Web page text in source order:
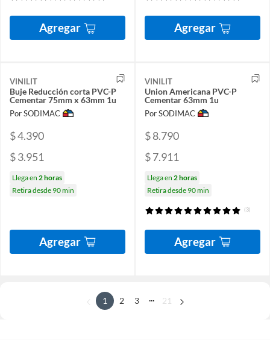
Agregar Agregar
VINILIT
Buje Reducción corta PVC-P
Cementar 75mm x 63mm 1u
Por SODIMAC
$ 4.390
$ 3.951
Llega en 2 horas
Retira desde 90 min
Agregar
VINILIT
Union Americana PVC-P
Cementar 63mm 1u
Por SODIMAC
$ 8.790
$ 7.911
Llega en 2 horas
Retira desde 90 min
(3)
Agregar
1 2 3 ... 21